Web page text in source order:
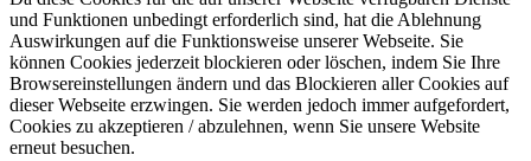
und Funktionen unbedingt erforderlich sind, hat die Ablehnung
Auswirkungen auf die Funktionsweise unserer Webseite. Sie
können Cookies jederzeit blockieren oder löschen, indem Sie Ihre
Browsereinstellungen ändern und das Blockieren aller Cookies auf
dieser Webseite erzwingen. Sie werden jedoch immer aufgefordert,
Cookies zu akzeptieren / abzulehnen, wenn Sie unsere Website
erneut besuchen.